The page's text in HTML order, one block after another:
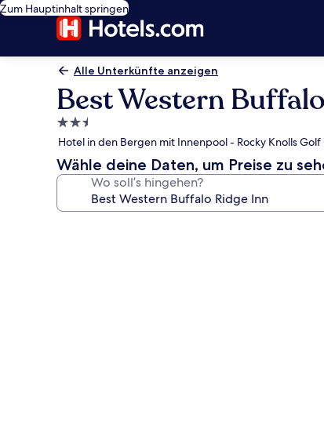
Zum Hauptinhalt springen
Alle Unterkünfte anzeigen
Best Western
2.5-
Sterne-
Unterkunft
Hotel in den Bergen mit Innenpool - Rocky Knolls Golf
Wähle deine Daten, um Preise zu
Wo soll’s hingehen?